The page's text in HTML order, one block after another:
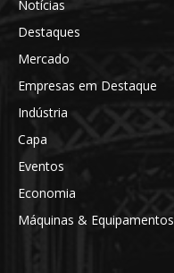
Notícias
Destaques
Mercado
Empresas em Destaque
Indústria
Capa
Eventos
Economia
Máquinas & Equipamentos